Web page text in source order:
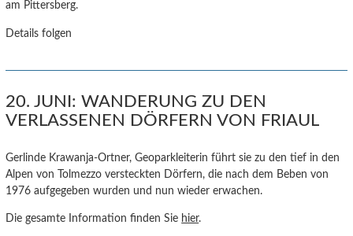
am Pittersberg.
Details folgen
20. JUNI: WANDERUNG ZU DEN
VERLASSENEN DÖRFERN VON FRIAUL
Gerlinde Krawanja-Ortner, Geoparkleiterin führt sie zu den tief in den
Alpen von Tolmezzo versteckten Dörfern, die nach dem Beben von
1976 aufgegeben wurden und nun wieder erwachen.
Die gesamte Information finden Sie hier.